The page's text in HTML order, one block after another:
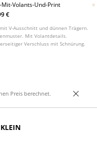
Mit-Volants-Und-Print
€
V-Ausschnitt und dünnen Trägern.
Mit Volantdetails.
Verschluss mit Schnürung.
Preis berechnet.